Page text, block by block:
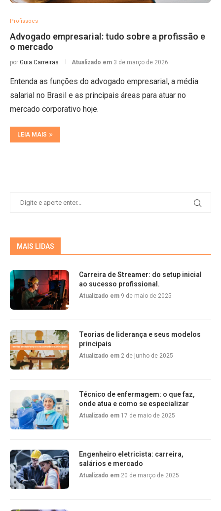
Profissões
Advogado empresarial: tudo sobre a profissão e
o mercado
por Guia Carreiras Atualizado em 3 de março de 2026
Entenda as funções do advogado empresarial, a média
salarial no Brasil e as principais áreas para atuar no
mercado corporativo hoje.
LEIA MAIS
MAIS LIDAS
Carreira de Streamer: do setup inicial
ao sucesso profissional.
Atualizado em 9 de maio de 2025
Teorias de liderança e seus modelos
principais
Atualizado em 2 de junho de 2025
Técnico de enfermagem: o que faz,
onde atua e como se especializar
Atualizado em 17 de maio de 2025
Engenheiro eletricista: carreira,
salários e mercado
Atualizado em 20 de março de 2025